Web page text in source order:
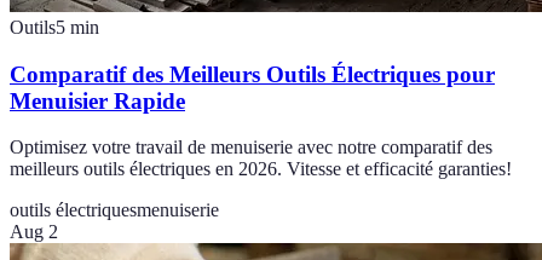
Outils5 min
Comparatif des Meilleurs Outils Électriques pour
Menuisier Rapide
Optimisez votre travail de menuiserie avec notre comparatif des
meilleurs outils électriques en 2026. Vitesse et efficacité garanties!
outils électriquesmenuiserie
Aug 2